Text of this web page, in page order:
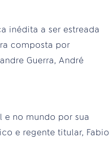
inédita a ser estreada
composta por
Guerra, André
e no mundo por sua
e regente titular, Fabio